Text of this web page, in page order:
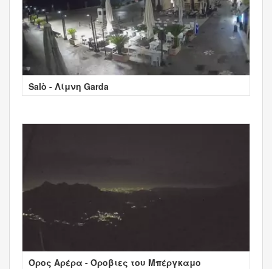
Salò - Λίμνη Garda
Όρος Αρέρα - Όροβιες του Μπέργκαμο